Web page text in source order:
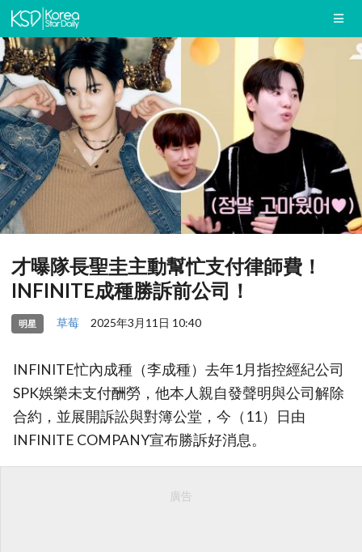
才曝隊長聖圭主動幫忙支付律師費！
INFINITE成種勝訴前公司！
明星 草莓 2025年3月11日 10:40
INFINITE忙內成種（李成種）去年1月指控經紀公司
SPK娛樂未支付酬勞，他本人親自發聲明與公司解除
合約，並展開訴訟與對簿公堂，今（11）日由
INFINITE COMPANY宣布勝訴好消息。
廣告